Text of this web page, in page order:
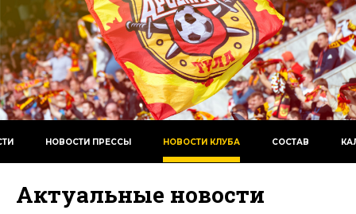
НОВОСТИ ПРЕССЫ НОВОСТИ КЛУБА СОСТАВ
Актуальные новости